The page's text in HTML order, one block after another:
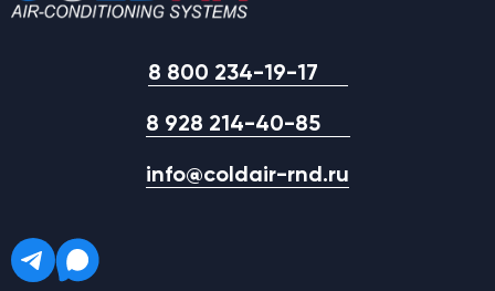
8 800 234-19-17
8 928 214-40-85
info@coldair-rnd.ru